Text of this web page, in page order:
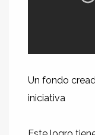
Un fondo
iniciativa